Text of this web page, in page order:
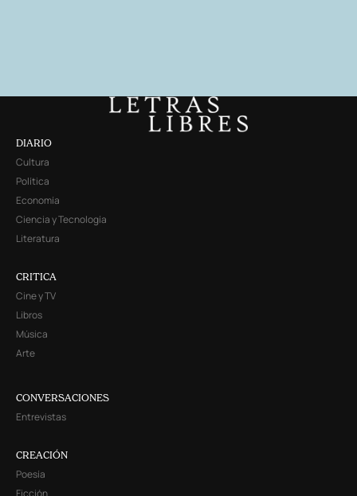
DIARIO
Cultura
Política
Economía
Ciencia y Tecnología
Literatura
CRITICA
Cine y TV
Libros
Música
Arte
CONVERSACIONES
Entrevistas
CREACIÓN
Poesía
Ficción